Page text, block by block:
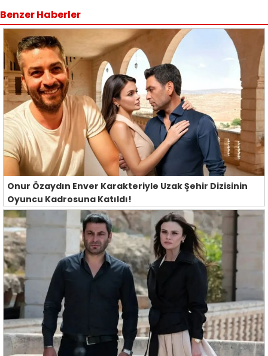
Benzer Haberler
Onur Özaydın Enver Karakteriyle Uzak Şehir Dizisinin
Oyuncu Kadrosuna Katıldı!